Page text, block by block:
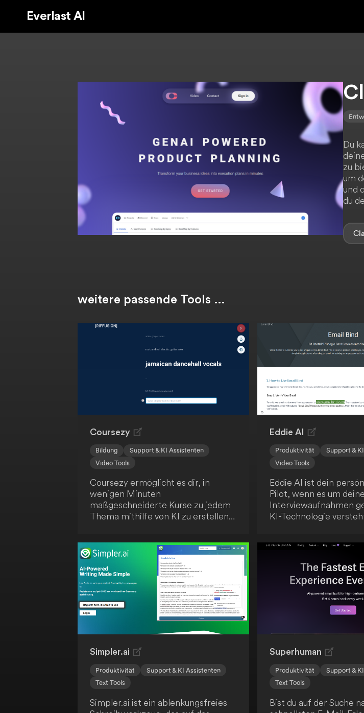
Everlast AI
Du
zu
um
und
du
weitere passende Tools …
Coursezy
Bildung
Support & KI Assistenten
Video Tools
Coursezy ermöglicht es dir, in
wenigen Minuten
maßgeschneiderte Kurse zu jedem
Thema mithilfe von KI zu erstellen.
Integration, interaktive Quizze und
einen KI-Lernassistenten. Starte
kostenlos und revolutioniere dein
Lernen!
Eddie AI
Produktivität
Support &
Video Tools
Eddie AI ist dein
Pilot, wenn es um deine
Interviewaufnahmen
KI-Technologie
Aufnahmen
Du kannst stärkere
anfordern, deine
prägnanter gestalten
mit Eddie iterieren.
exportierst du die
einfach als MP4 oder
Simpler.ai
Produktivität
Support & KI Assistenten
Text Tools
Simpler.ai ist ein ablenkungsfreies
Superhuman
Produktivität
Support &
Text Tools
Bist du auf der Suche